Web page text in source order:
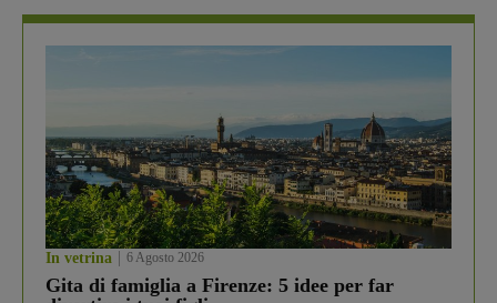
In vetrina 6 Agosto 2026
Gita di famiglia a Firenze: 5 idee per far